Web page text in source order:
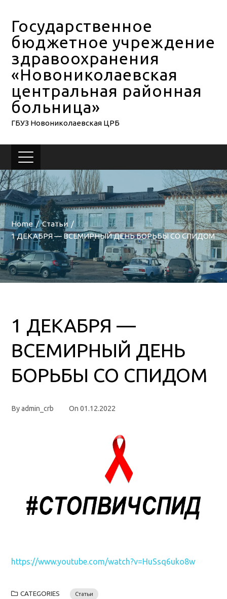
Государственное
бюджетное учреждение
здравоохранения
«Новониколаевская
центральная районная
больница»
ГБУЗ Новониколаевская ЦРБ
Home
Статьи
1 ДЕКАБРЯ — ВСЕМИРНЫЙ ДЕНЬ БОРЬБЫ СО СПИДОМ
1 ДЕКАБРЯ —
ВСЕМИРНЫЙ ДЕНЬ
БОРЬБЫ СО СПИДОМ
Byadmin_crb On01.12.2022
https://www.youtube.com/watch?v=HuSsq6uko8w
CATEGORIES Статьи